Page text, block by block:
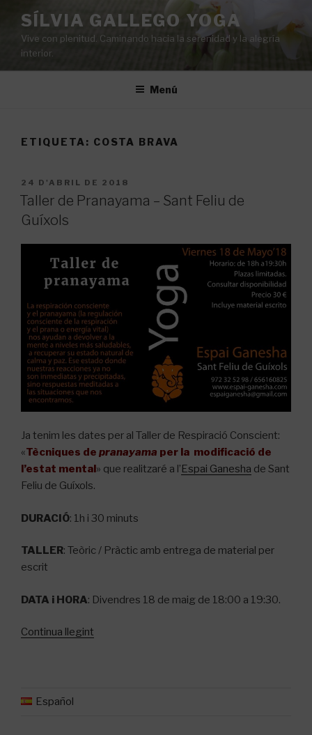
contingut
SÍLVIA GALLEGO YOGA
Vive con plenitud. Caminando hacia la serenidad y la alegría
interior.
Menú
ETIQUETA: COSTA BRAVA
PUBLICAT
A
24 D'ABRIL DE 2018
Taller de Pranayama – Sant Feliu de
Guíxols
Ja tenim les dates per al Taller de Respiració Conscient:
«Tècniques de pranayama per la modificació de
l’estat mental» que realitzaré a l’Espai Ganesha de Sant
Feliu de Guíxols.
DURACIÓ: 1h i 30 minuts
TALLER: Teòric / Pràctic amb entrega de material per
escrit
DATA i HORA: Divendres 18 de maig de 18:00 a 19:30.
Continua llegint
Español